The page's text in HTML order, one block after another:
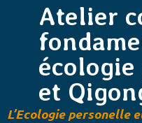
Atelier
et
L’Ecologie personelle